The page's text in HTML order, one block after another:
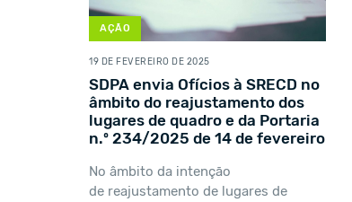
AÇÃO
19 DE FEVEREIRO DE 2025
SDPA envia Ofícios à SRECD no
âmbito do reajustamento dos
lugares de quadro e da Portaria
n.º 234/2025 de 14 de fevereiro
No âmbito da intenção
de reajustamento de lugares de